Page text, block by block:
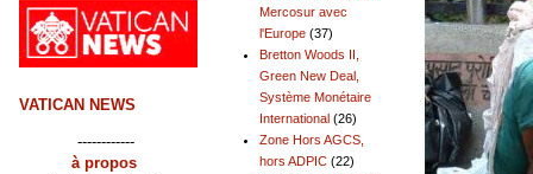
Mercosur avec
l'Europe (37)
Bretton Woods II,
Green New Deal,
Système Monétaire
International (26)
Zone Hors AGCS,
hors ADPIC (22)
VATICAN NEWS
------------
à propos